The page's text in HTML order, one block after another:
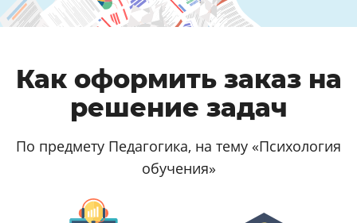
Как оформить заказ на
решение задач
По предмету Педагогика, на тему «Психология
обучения»